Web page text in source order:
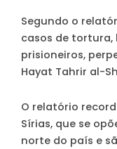
Segundo o
casos de tortura,
prisioneiros,
Hayat Tahrir al-
O relatório
Sírias, que se
norte do país e